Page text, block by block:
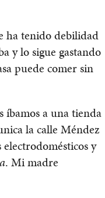
ha tenido debilidad
y lo sigue gastando
puede comer sin
íbamos a una tienda
la calle Méndez
y
. Mi madre